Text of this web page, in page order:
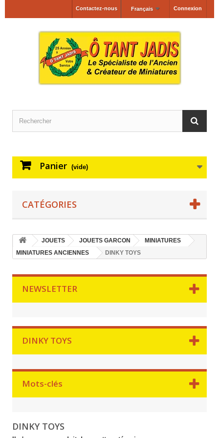
Connexion
Français
Contactez-nous
Panier (vide)
CATÉGORIES
JOUETS JOUETS GARCON
MINIATURES
MINIATURES ANCIENNES
DINKY TOYS
NEWSLETTER
DINKY TOYS
Mots-clés
DINKY TOYS